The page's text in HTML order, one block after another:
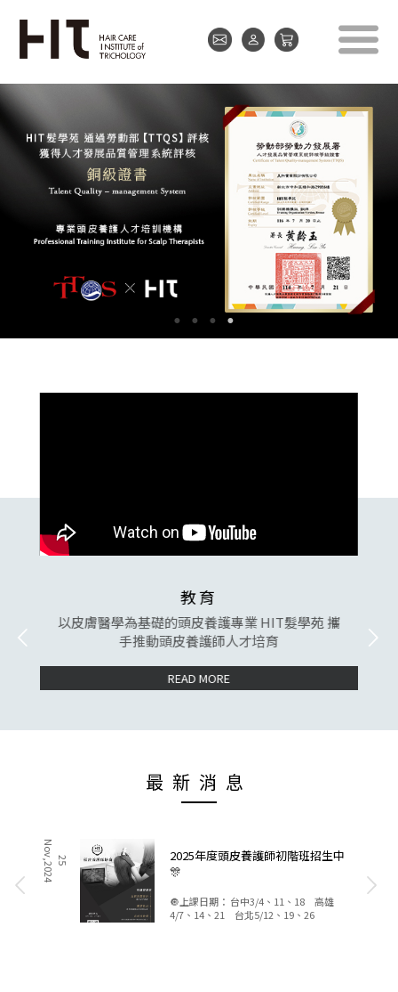
教育
以皮膚醫學為基礎的頭皮養護專業 HIT髮學苑 攜
手推動頭皮養護師人才培育
READ MORE
最新消息
2
5
N o
v
,
2
0
2
4
2025年度頭皮養護師初階班招生中
🎊
🔘上課日期： 台中3/4、11、18 高雄
4/7、14、21 台北5/12、19、26